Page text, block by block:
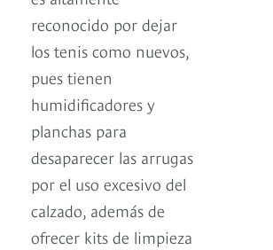
reconocido por dejar
los tenis como nuevos,
pues tienen
humidificadores y
planchas para
desaparecer las arrugas
por el uso excesivo del
calzado, además de
ofrecer kits de limpieza